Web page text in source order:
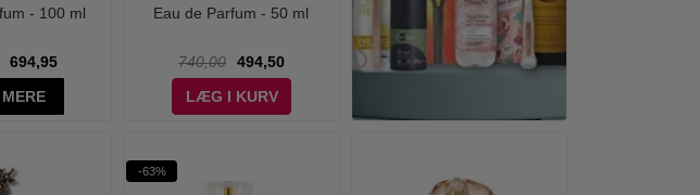
- 100 ml
694,95
Eau de Parfum - 50 ml
740,00
494,50
LÆG I KURV
-63%